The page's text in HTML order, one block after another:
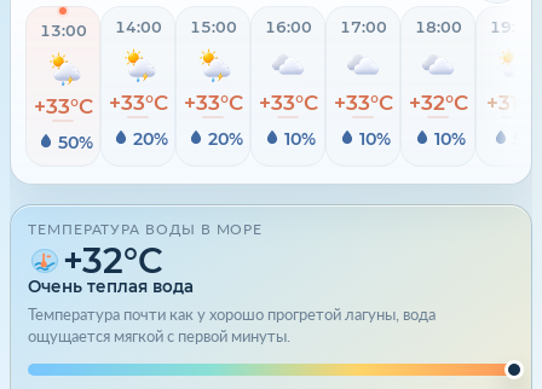
13:00
+33°C
50%
14:00
+33°C
20%
15:00
+33°C
20%
16:00
+33°C
10%
17:00
+33°C
10%
18:00
+32°C
10%
19:00
+31°C
ТЕМПЕРАТУРА ВОДЫ В МОРЕ
+32°C
Очень теплая вода
Температура почти как у хорошо прогретой лагуны, вода
ощущается мягкой с первой минуты.